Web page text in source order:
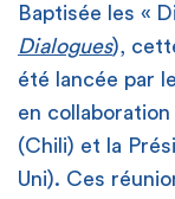
Baptisée les «
Dialogues),
été lancée par
en
(Chili) et la
Uni). Ces